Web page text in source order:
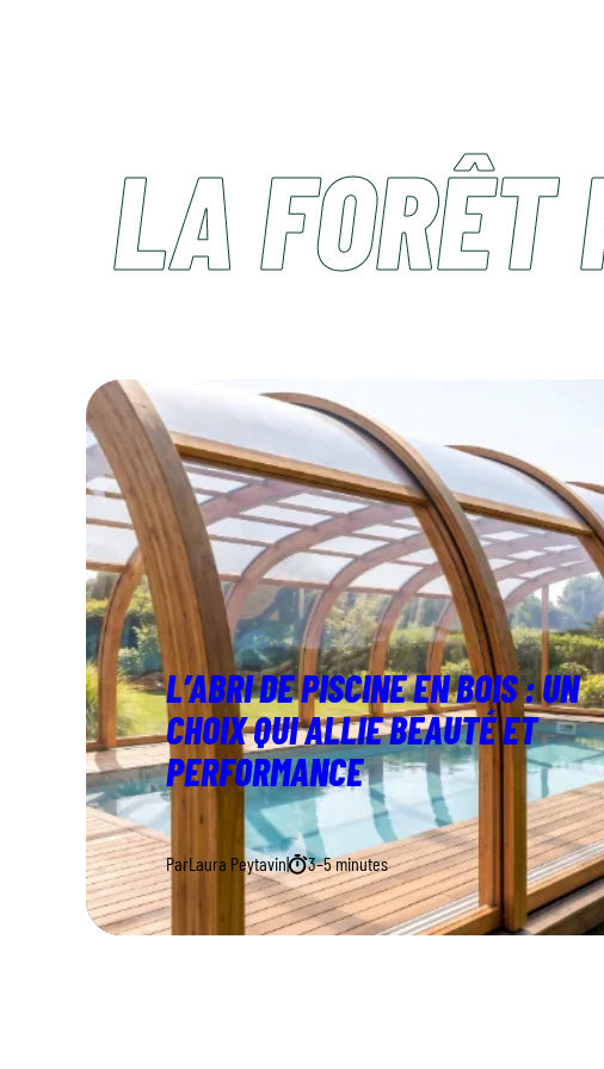
LA FORÊT
L’ABRI DE PISCINE EN BOIS : UN
CHOIX QUI ALLIE BEAUTÉ ET
PERFORMANCE
ParLaura Peytavin| 3–5 minutes